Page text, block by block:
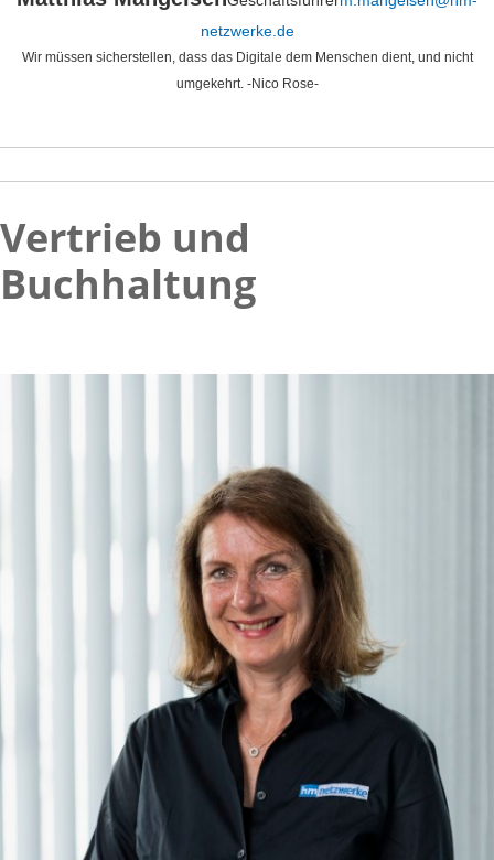
netzwerke.de
Wir müssen sicherstellen, dass das Digitale dem Menschen dient, und nicht
umgekehrt. -Nico Rose-
Vertrieb und
Buchhaltung